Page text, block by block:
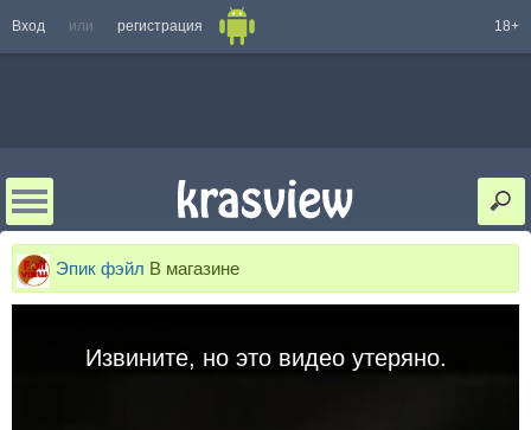
Вход или регистрация 18+
Эпик фэйл В магазине
Извините, но это видео утеряно.